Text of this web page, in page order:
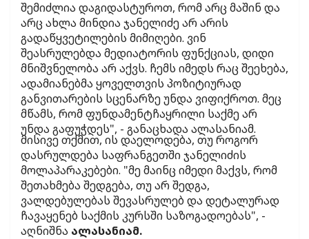
შემიძლია დაგიდასტუროთ, რომ არც მაშინ და
არც ახლა მინდია ჯანელიძე არ არის
გადაწყვეტილების მიმიღები. ვინ
შეასრულებდა მედიატორის ფუნქციას, დიდი
მნიშვნელობა არ აქვს. ჩემს იმედს რაც შეეხება,
ადამიანებმა ყოველთვის პოზიტიურად
განვითარების სცენარზე უნდა ვიფიქროთ. მეც
მწამს, რომ ფუნდამენტჩაყრილი საქმე არ
უნდა გაფუჭდეს", - განაცხადა ალასანიამ.
მისივე თქმით, ის დაელოდება, თუ როგორ
დასრულდება საფრანგეთში ჯანელიძის
მოლაპარაკებები. "მე მაინც იმედი მაქვს, რომ
შეთახმება შედგება, თუ არ შედგა,
ვალდებულებას შევასრულებ და დეტალურად
ჩავაყენებ საქმის კურსში საზოგადოებას", -
აღნიშნა ალასანიამ.